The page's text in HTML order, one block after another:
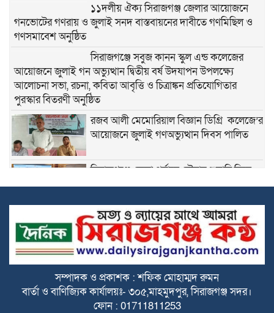
১১দলীয় ঐক্য সিরাজগঞ্জ জেলার আয়োজনে
গনভোটের গণরায় ও জুলাই সনদ বাস্তবায়নের দাবীতে গণমিছিল ও
গণসমাবেশ অনুষ্ঠিত
সিরাজগঞ্জে সবুজ কানন স্কুল এন্ড কলেজের
আয়োজনে জুলাই গন অভ্যুত্থান দ্বিতীয় বর্ষ উদযাপন উপলক্ষ্যে
আলোচনা সভা, রচনা, কবিতা আবৃত্তি ও চিত্রাঙ্কন প্রতিযোগিতার
পুরস্কার বিতরণী অনুষ্ঠিত
রজব আলী মেমোরিয়াল বিজ্ঞান ডিগ্রি কলেজে’র
আয়োজনে জুলাই গণঅভ্যুত্থান দিবস পালিত
সিরাজগঞ্জে জেলা পর্যায়ে নৌযান শুমারি নিয়ে
অংশীজনদের অবহিতকরণ সভা অনুষ্ঠিত
রহমতগঞ্জ বটতলা মোড়ে চা চক্র ও মতবিনিময়
সভায় প্রধান অতিথির বক্তব্য রাখেন জেলা বিএনপির সাধারণ সম্পাদক
মোঃ সাইদুর রহমান বাচ্চু
সিরাজগঞ্জে জুলাই গণঅভ্যুত্থান দিবস-২০২৬
উপলক্ষে জেলা প্রশাসনের উদ্যোগে পুষ্পস্তবক অর্পণ ও দোয়া
মাহফিল অনুষ্ঠিত
সম্পাদক ও প্রকাশক : শফিক মোহাম্মদ রুমন
বার্তা ও বাণিজ্যিক কার্যালয়ঃ- ৩০৫,মাহমুদপুর, সিরাজগঞ্জ সদর।
ফোন : 01711811253